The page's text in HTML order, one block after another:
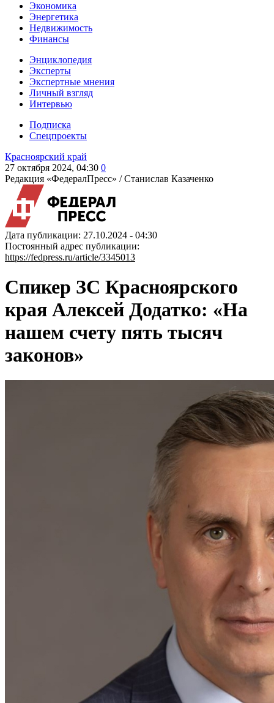
Экономика
Энергетика
Недвижимость
Финансы
Энциклопедия
Эксперты
Экспертные мнения
Личный взгляд
Интервью
Подписка
Спецпроекты
Красноярский край
27 октября 2024, 04:30 0
Редакция «ФедералПресс» /Станислав Казаченко
Дата публикации: 27.10.2024 - 04:30
Постоянный адрес публикации:
https://fedpress.ru/article/3345013
Спикер ЗС Красноярского
края Алексей Додатко: «На
нашем счету пять тысяч
законов»